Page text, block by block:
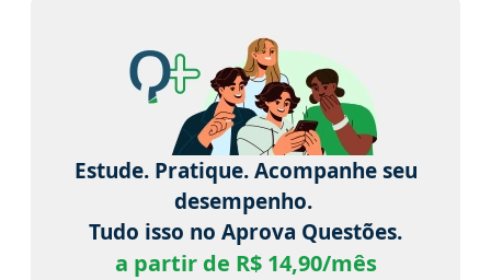
Estude. Pratique. Acompanhe seu
desempenho.
Tudo isso no Aprova Questões.
a partir de R$ 14,90/mês